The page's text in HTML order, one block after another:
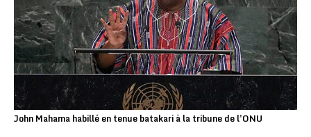
John Mahama habillé en tenue batakari à la tribune de l'ONU